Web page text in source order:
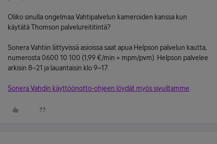
Oliko sinulla ongelmaa Vahtipalvelun kameroiden kanssa kun
käytätä Thomson palvelureititintä?
Sonera Vahtiin liittyvissä asioissa saat apua Helpson palvelun kautta,
numerosta 0600 10 100 (1,99 €/min + mpm/pvm). Helpson palvelee
arkisin 8–21 ja lauantaisin klo 9–17.
Sonera Vahdin käyttöönotto-ohjeen löydät myös sivuiltamme